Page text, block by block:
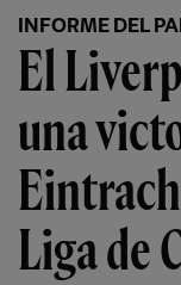
INFORME DEL
El
una
Liga de